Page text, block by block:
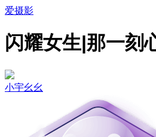
爱摄影
闪耀女生|那一刻
小宇幺幺